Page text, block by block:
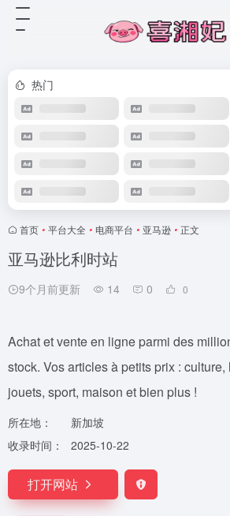
热门
首页 • 平台大全 • 电商平台 • 亚马逊 • 正文
亚马逊比利时站
9个月前更新 14 0 0
Achat et vente en ligne parmi des
stock. Vos articles à petits prix :
jouets, sport, maison et bien plus !
所在地：
新加坡
收录时间：
2025-10-22
打开网站